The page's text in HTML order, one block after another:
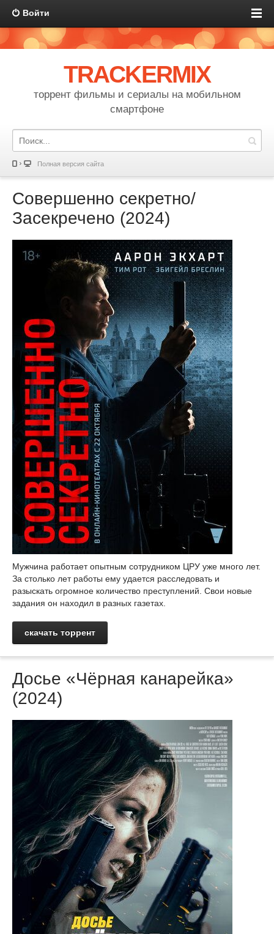
Войти
TRACKERMIX
торрент фильмы и сериалы на мобильном
смартфоне
Полная версия сайта
Совершенно секретно/
Засекречено (2024)
Мужчина работает опытным сотрудником ЦРУ уже много лет.
За столько лет работы ему удается расследовать и
разыскать огромное количество преступлений. Свои новые
задания он находил в разных газетах.
скачать торрент
Досье «Чёрная канарейка»
(2024)